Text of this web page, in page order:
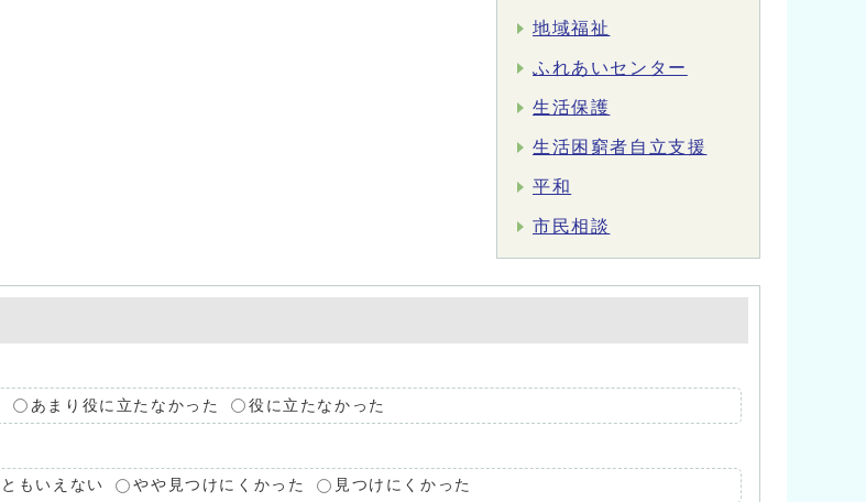
地域福祉
ふれあいセンター
生活保護
生活困窮者自立支援
平和
市民相談
あまり役に立たなかった 役に立たなかった
もいえない やや見つけにくかった 見つけにくかった